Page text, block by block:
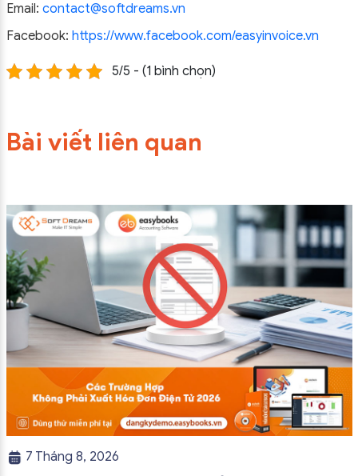
Email: contact@softdreams.vn
Facebook: https://www.facebook.com/easyinvoice.vn
5/5 - (1 bình chọn)
Bài viết liên quan
7 Tháng 8, 2026